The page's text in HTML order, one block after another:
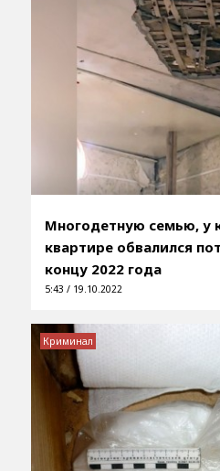
Многодетную семью, у
квартире обвалился
концу 2022 года
5:43 / 19.10.2022
Криминал